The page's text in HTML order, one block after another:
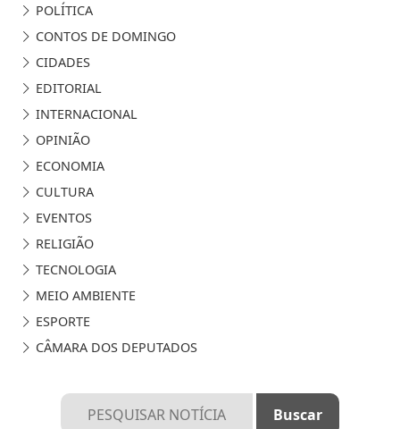
POLÍTICA
CONTOS DE DOMINGO
CIDADES
EDITORIAL
INTERNACIONAL
OPINIÃO
ECONOMIA
CULTURA
EVENTOS
RELIGIÃO
TECNOLOGIA
MEIO AMBIENTE
ESPORTE
CÂMARA DOS DEPUTADOS